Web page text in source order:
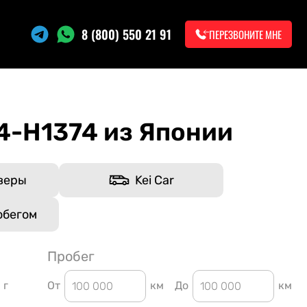
8 (800) 550 21 91 ПЕРЕЗВОНИТЕ МНЕ
H1374 из Японии
Kei Car
г
Пробег
От км До км